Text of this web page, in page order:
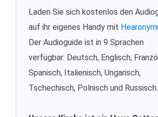
Laden Sie sich kostenlos den
auf ihr eigenes Handy mit
Der Audioguide ist in 9 Sprachen
verfügbar: Deutsch, Englisch,
Spanisch, Italienisch, Ungarisch,
Tschechisch, Polnisch und Russisch.